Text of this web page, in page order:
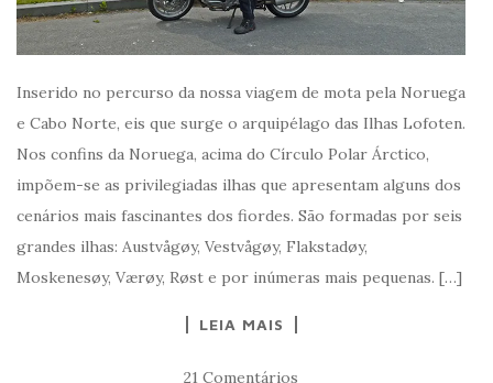
Inserido no percurso da nossa viagem de mota pela Noruega
e Cabo Norte, eis que surge o arquipélago das Ilhas Lofoten.
Nos confins da Noruega, acima do Círculo Polar Árctico,
impõem-se as privilegiadas ilhas que apresentam alguns dos
cenários mais fascinantes dos fiordes. São formadas por seis
grandes ilhas: Austvågøy, Vestvågøy, Flakstadøy,
Moskenesøy, Værøy, Røst e por inúmeras mais pequenas. […]
LEIA MAIS
21 Comentários